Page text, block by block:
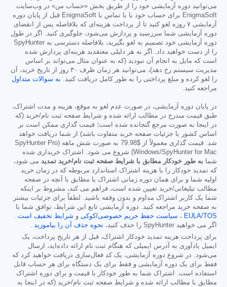
می‌توانید دوره آزمایشی خود را از طریق بخش «حساب من» در وب‌سایت
EnigmaSoft برای حساب خود یا با تماس با EnigmaSoft قبل از پایان دوره
آزمایشی ۷ روزه لغو کنید تا از پرداخت هزینه‌ای که بلافاصله پس از انقضای
دوره آزمایشی شما سررسید و پردازش می‌شود، جلوگیری کنید. اگر در طول
دوره آزمایشی خود تصمیم به لغو بگیرید، بلافاصله دسترسی به SpyHunter
را از دست خواهید داد. اگر به هر دلیلی معتقدید هزینه‌ای پردازش شده
است که مایل به انجام آن نبودید (که به عنوان مثال می‌تواند بر اساس
مدیریت سیستم رخ دهد)، می‌توانید هر زمان ظرف ۳۰ روز از تاریخ خرید، آن
را لغو کرده و مبلغ پرداختی را به طور کامل دریافت کنید. به سوالات متداول
مراجعه کنید.
در پایان دوره آزمایشی، در صورت عدم لغو به موقع، هزینه و مدت اشتراک،
طبق قیمت مندرج در مطالب ارائه شده و شرایط صفحه ثبت نام/خرید (که
در اینجا به صورت مرجع گنجانده شده است؛ قیمت گذاری ممکن است بر
اساس کشور یا جزئیات صفحه خرید متفاوت باشد) از شما دریافت خواهد
شد. قیمت گذاری معمولاً از $79.98
به صورت شش ماهه (SpyHunter Pro
Windows/SpyHunter for Mac) شروع می شود. اشتراک خریداری شده
شما به طور خودکار مطابق با شرایط صفحه ثبت نام/خرید تمدید می شود،
که تمدید خودکار را با هزینه اشتراک استاندارد مربوطه که در زمان خرید
اولیه شما و برای همان دوره زمانی اشتراک یا مطابق با آنچه در صفحه
مطالب تبلیغاتی/خرید تعیین شده است، فراهم می کند، مشروط بر اینکه
شما یک کاربر اشتراک مداوم و بدون وقفه باشید. لطفاً برای جزئیات بیشتر
به صفحه خرید مراجعه کنید. دوره آزمایشی تابع این شرایط، توافق شما با
EULA/TOS ، سیاست حفظ حریم خصوصی/کوکی و شرایط تخفیف است .
اگر می خواهید SpyHunter را حذف کنید،
نحوه حذف آن را بیاموزید .
برای پرداخت هزینه تمدید خودکار اشتراک، قبل از هر تاریخ پرداخت، یک
ایمیل یادآوری به آدرس ایمیلی که هنگام ثبت نام ارائه داده‌اید، ارسال
می‌شود. در شروع دوره آزمایشی، یک کد فعال‌سازی دریافت خواهید کرد که
فقط برای یک دوره آزمایشی و فقط برای یک دستگاه برای هر حساب قابل
استفاده است. اشتراک شما به طور خودکار با قیمت و برای دوره اشتراک
مطابق با مطالب ارائه شده و شرایط صفحه ثبت نام/خرید (که در اینجا به